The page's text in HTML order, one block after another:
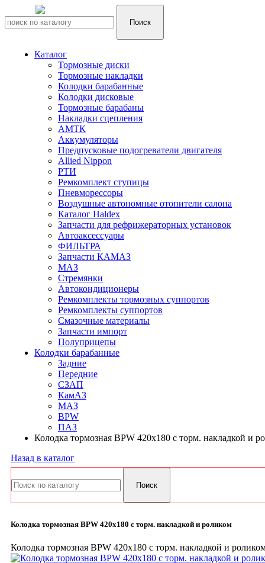
Каталог
Тормозные диски
Тормозные накладки
Колодки барабанные
Колодки дисковые
Тормозные барабаны
Накладки сцепления
АМТК
Аккумуляторы
Предпусковые подогреватели двигателя
Allied Nippon
РТИ
Ремкомплект ступицы
Пневморессоры
Воздушные автономные отопители салона
Каталог Haldex
Запчасти для рефрижераторных установок
Автоаксессуары
ФИЛЬТРА
Запчасти КАМАЗ
МАЗ
Стремянки
Автокондиционеры
Ремкомплекты тормозных суппортов
Ремкомплекты суппортов
Смазочные материалы
Запчасти импорт
Полуприцепы
Колодки барабанные
Задние
Передние
СЗАП
КамАЗ
МАЗ
BPW
ПАЗ
Колодка тормозная BPW 420х180 с торм. накладкой и
Назад в каталог
Колодка тормозная BPW 420х180 с торм. накладкой и роликом
Колодка тормозная BPW 420х180 с торм. накладкой и